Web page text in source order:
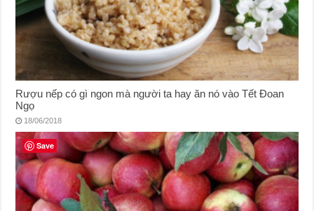
Rượu nếp có gì ngon mà người ta hay ăn nó vào Tết Đoan
Ngọ
18/06/2018
Save